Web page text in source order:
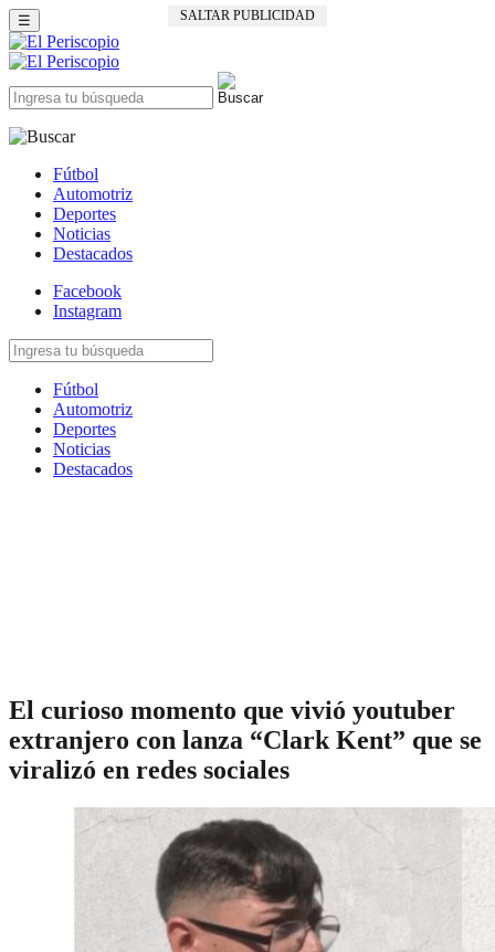
SALTAR PUBLICIDAD
☰
Fútbol
Automotriz
Deportes
Noticias
Destacados
Facebook
Instagram
Fútbol
Automotriz
Deportes
Noticias
Destacados
El curioso momento que vivió youtuber
extranjero con lanza “Clark Kent” que se
viralizó en redes sociales